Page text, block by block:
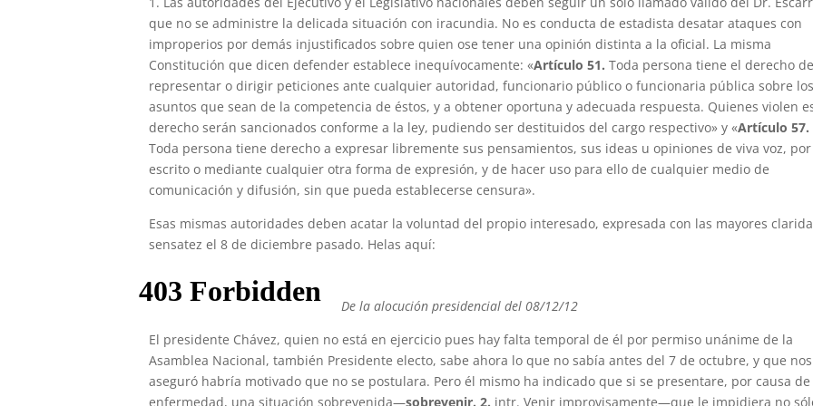
que no se administre la delicada situación con iracundia. No es conducta de estadista desatar ataques con
improperios por demás injustificados sobre quien ose tener una opinión distinta a la oficial. La misma
Constitución que dicen defender establece inequívocamente: «Artículo 51. Toda persona tiene el derecho de
representar o dirigir peticiones ante cualquier autoridad, funcionario público o funcionaria pública sobre los
asuntos que sean de la competencia de éstos, y a obtener oportuna y adecuada respuesta. Quienes violen
derecho serán sancionados conforme a la ley, pudiendo ser destituidos del cargo respectivo» y «Artículo 57.
Toda persona tiene derecho a expresar libremente sus pensamientos, sus ideas u opiniones de viva voz, por
escrito o mediante cualquier otra forma de expresión, y de hacer uso para ello de cualquier medio de
comunicación y difusión, sin que pueda establecerse censura».
Esas mismas autoridades deben acatar la voluntad del propio interesado, expresada con las mayores
sensatez el 8 de diciembre pasado. Helas aquí:
De la alocución presidencial del 08/12/12
El presidente Chávez, quien no está en ejercicio pues hay falta temporal de él por permiso unánime de la
Asamblea Nacional, también Presidente electo, sabe ahora lo que no sabía antes del 7 de octubre, y que nos
aseguró habría motivado que no se postulara. Pero él mismo ha indicado que si se presentare, por causa de
enfermedad, una situación sobrevenida—sobrevenir.2. intr. Venir improvisamente—que le impidiera no